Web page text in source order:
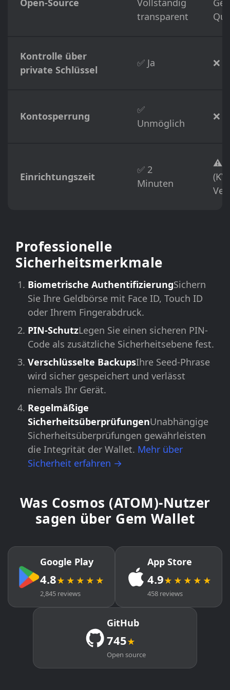
Open-Source
Vollständig
transparent
Kontrolle über
private Schlüssel
✅ Ja ❌
Kontosperrung
✅
Unmöglich
❌
Einrichtungszeit
✅ 2
Minuten
⚠️
Professionelle
Sicherheitsmerkmale
Biometrische AuthentifizierungSichern
Sie Ihre Geldbörse mit Face ID, Touch ID
oder Ihrem Fingerabdruck.
PIN-SchutzLegen Sie einen sicheren PIN-
Code als zusätzliche Sicherheitsebene fest.
Verschlüsselte BackupsIhre Seed-Phrase
wird sicher gespeichert und verlässt
niemals Ihr Gerät.
Regelmäßige
SicherheitsüberprüfungenUnabhängige
Sicherheitsüberprüfungen gewährleisten
die Integrität der Wallet. Mehr über
Sicherheit erfahren →
Was Cosmos (ATOM)-Nutzer
sagen über Gem Wallet
Google Play
4.8★★★★★
2,845 reviews
App Store
4.9★★★★★
458 reviews
GitHub
745★
Open source